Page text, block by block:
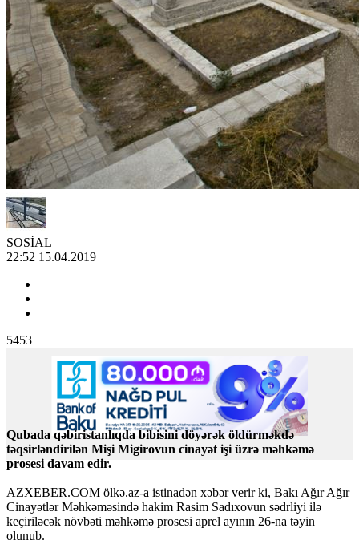
SOSİAL
22:52 15.04.2019
5453
Qubada qəbiristanlıqda bibisini döyərək öldürməkdə
təqsirləndirilən Mişi Migirovun cinayət işi üzrə məhkəmə
prosesi davam edir.
AZXEBER.COM ölkə.az-a istinadən xəbər verir ki, Bakı Ağır Ağır
Cinayətlər Məhkəməsində hakim Rasim Sadıxovun sədrliyi ilə
keçiriləcək növbəti məhkəmə prosesi aprel ayının 26-na təyin
olunub.